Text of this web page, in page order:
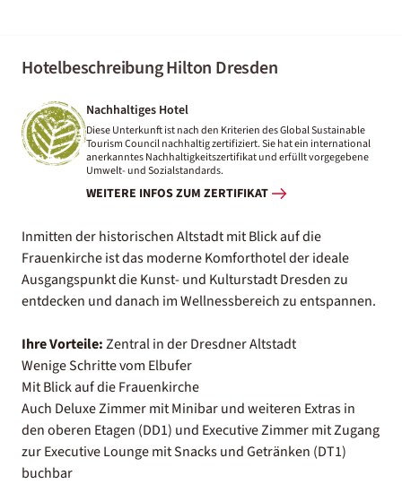
Hotelbeschreibung Hilton Dresden
Nachhaltiges Hotel
Diese Unterkunft ist nach den Kriterien des Global Sustainable
Tourism Council nachhaltig zertifiziert. Sie hat ein international
anerkanntes Nachhaltigkeitszertifikat und erfüllt vorgegebene
Umwelt- und Sozialstandards.
WEITERE INFOS ZUM ZERTIFIKAT
Inmitten der historischen Altstadt mit Blick auf die
Frauenkirche ist das moderne Komforthotel der ideale
Ausgangspunkt die Kunst- und Kulturstadt Dresden zu
entdecken und danach im Wellnessbereich zu entspannen.
Ihre Vorteile:Zentral in der Dresdner Altstadt
Wenige Schritte vom Elbufer
Mit Blick auf die Frauenkirche
Auch Deluxe Zimmer mit Minibar und weiteren Extras in
den oberen Etagen (DD1) und Executive Zimmer mit Zugang
zur Executive Lounge mit Snacks und Getränken (DT1)
buchbar